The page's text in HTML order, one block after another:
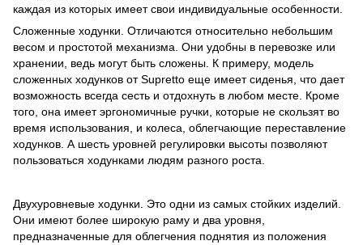
каждая из которых имеет свои индивидуальные особенности.
Сложенные ходунки. Отличаются относительно небольшим
весом и простотой механизма. Они удобны в перевозке или
хранении, ведь могут быть сложены. К примеру, модель
сложенных ходунков от Supretto еще имеет сиденья, что дает
возможность всегда сесть и отдохнуть в любом месте. Кроме
того, она имеет эргономичные ручки, которые не скользят во
время использования, и колеса, облегчающие переставление
ходунков. А шесть уровней регулировки высоты позволяют
пользоваться ходунками людям разного роста.
Двухуровневые ходунки. Это одни из самых стойких изделий.
Они имеют более широкую раму и два уровня,
предназначенные для облегчения поднятия из положения